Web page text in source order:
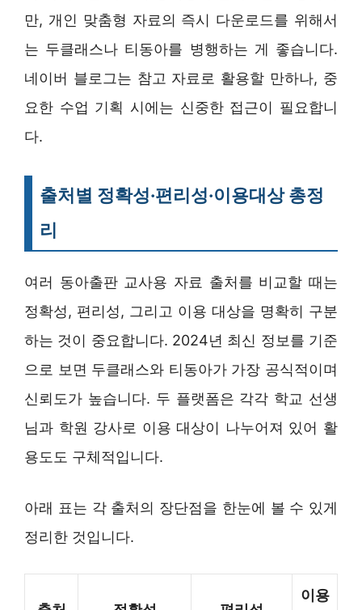
만, 개인 맞춤형 자료의 즉시 다운로드를 위해서
는 두클래스나 티동아를 병행하는 게 좋습니다.
네이버 블로그는 참고 자료로 활용할 만하나, 중
요한 수업 기획 시에는 신중한 접근이 필요합니
다.
출처별 정확성·편리성·이용대상 총정
리
여러 동아출판 교사용 자료 출처를 비교할 때는
정확성, 편리성, 그리고 이용 대상을 명확히 구분
하는 것이 중요합니다. 2024년 최신 정보를 기준
으로 보면 두클래스와 티동아가 가장 공식적이며
신뢰도가 높습니다. 두 플랫폼은 각각 학교 선생
님과 학원 강사로 이용 대상이 나누어져 있어 활
용도도 구체적입니다.
아래 표는 각 출처의 장단점을 한눈에 볼 수 있게
정리한 것입니다.
이용